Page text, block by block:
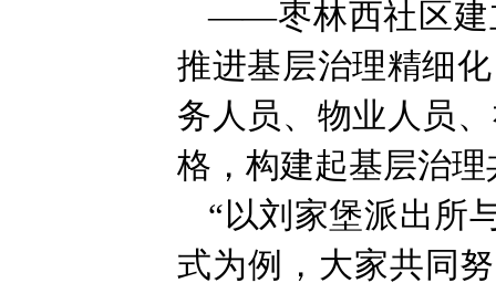
——枣林西社区建
推进基层治理精细
务人员、物业人员
格，构建起基层治
“以刘家堡派出所
式为例，大家共同